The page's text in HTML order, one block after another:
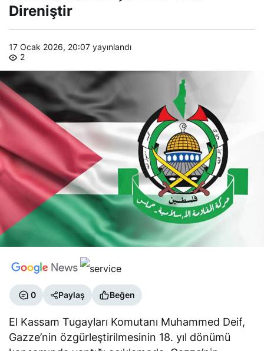
Direniştir
17 Ocak 2026, 20:07 yayınlandı
2
0 Paylaş Beğen
El Kassam Tugayları Komutanı Muhammed Deif,
Gazze’nin özgürleştirilmesinin 18. yıl dönümü
kapsamında yaptığı açıklamada, Gazze’nin